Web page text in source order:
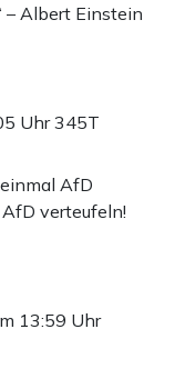
– Albert Einstein
Uhr345T
AfD
verteufeln!
13:59 Uhr